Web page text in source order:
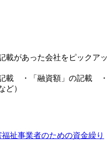
載があった会社をピックアッ
記載 ・「融資額」の記載 ・
ど）
祉事業者のための資金繰り